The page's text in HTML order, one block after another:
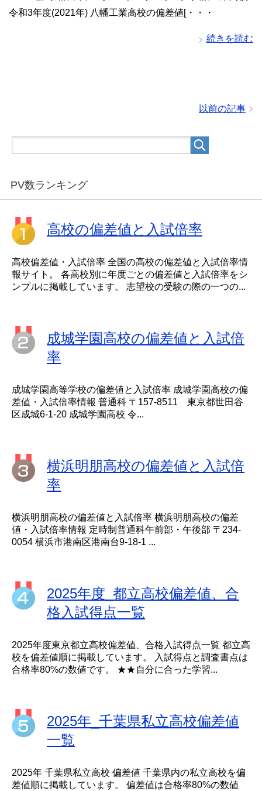
令和3年度(2021年) 八幡工業高校の偏差値[・・・
続きを読む
以前の記事
PV数ランキング
高校の偏差値と入試倍率
高校偏差値・入試倍率 全国の高校の偏差値と入試倍率情
報サイト。 各高校別に年度ごとの偏差値と入試倍率をシ
ンプルに掲載しています。 志望校の受験の際の一つの...
成城学園高校の偏差値と入試倍
率
成城学園高等学校の偏差値と入試倍率 成城学園高校の偏
差値・入試倍率情報 普通科 〒157-8511 東京都世田谷
区成城6-1-20 成城学園高校 令...
横浜明朋高校の偏差値と入試倍
率
横浜明朋高校の偏差値と入試倍率 横浜明朋高校の偏差
値・入試倍率情報 定時制普通科午前部・午後部 〒234-
0054 横浜市港南区港南台9-18-1 ...
2025年度_都立高校偏差値、合
格入試得点一覧
2025年度東京都立高校偏差値、合格入試得点一覧 都立高
校を偏差値順に掲載しています。 入試得点と調査書点は
合格率80%の数値です。 ★★自分に合った学習...
2025年_千葉県私立高校偏差値
一覧
2025年 千葉県私立高校 偏差値 千葉県内の私立高校を偏
差値順に掲載しています。 偏差値は合格率80%の数値